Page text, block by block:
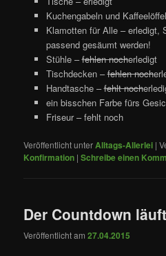
Kuchengabeln und
Klamotten für Alle – erledigt,
passend gesäumt werden!
Stühle –fehlen nocherledigt
Tischdecken –fehlen noch
Handtasche –fehlt noch
ein bisschen Farbe fürs
Friseur – fehlt noch
Veröffentlicht unterAlltags-Allerlei |
Konfirmation |Schreibe einen
Der Countdown
Veröffentlicht am27.04.2015